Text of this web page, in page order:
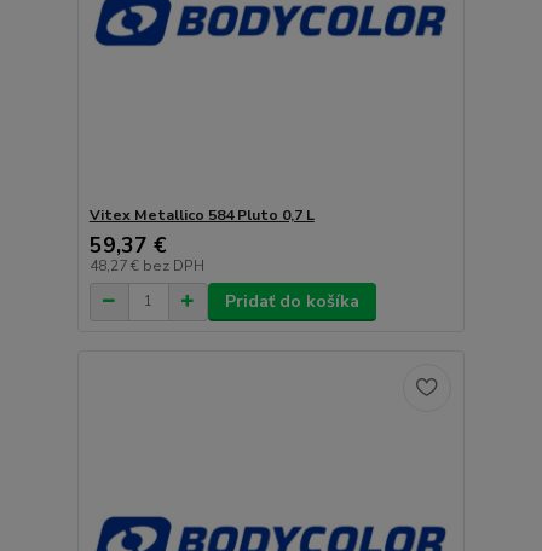
Vitex Metallico 584 Pluto 0,7 L
59,37 €
48,27 € bez DPH
Pridať do košíka